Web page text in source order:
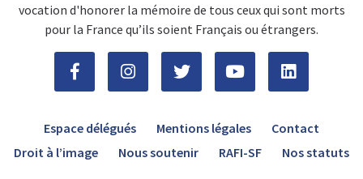
vocation d'honorer la mémoire de tous ceux qui sont morts
pour la France qu’ils soient Français ou étrangers.
Espace délégués Mentions légales
Contact
Droit à l’image
Nous soutenir RAFI-SF Nos statuts